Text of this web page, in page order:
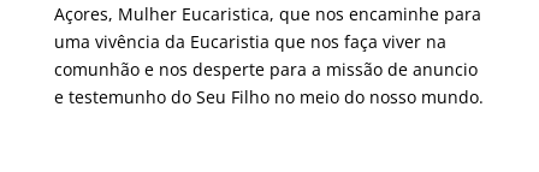
Açores, Mulher Eucaristica, que nos encaminhe para
uma vivência da Eucaristia que nos faça viver na
comunhão e nos desperte para a missão de anuncio
e testemunho do Seu Filho no meio do nosso mundo.